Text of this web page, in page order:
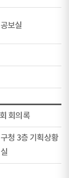
공보실
회의록
구청 3층 기획상황
실